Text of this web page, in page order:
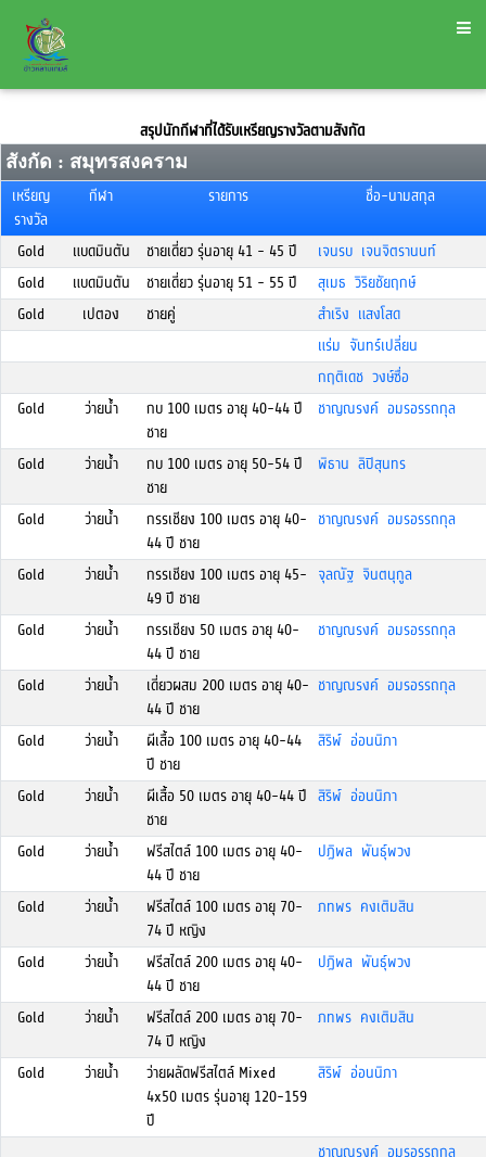
สรุปนักกีฬาที่ได้รับเหรียญรางวัลตามสังกัด
สังกัด : สมุทรสงคราม
เหรียญ
รางวัล
กีฬา รายการ ชื่อ-นามสกุล
Gold แบดมินตัน ชายเดี่ยว รุ่นอายุ 41 - 45 ปี
เจนรบ เจนจิตรานนท์
Gold
แบดมินตัน ชายเดี่ยว รุ่นอายุ 51 - 55 ปี
สุเมธ วิริยชัยฤกษ์
Gold
เปตอง ชายคู่
สำเริง แสงโสด
แร่ม จันทร์เปลี่ยน
กฤติเดช วงษ์ซื่อ
Gold
ว่ายน้ำ
กบ 100 เมตร อายุ 40-44 ปี
ชาย
ชาญณรงค์ อมรอรรถกุล
Gold ว่ายน้ำ
กบ 100 เมตร อายุ 50-54 ปี
ชาย
พิธาน ลิปิสุนทร
Gold ว่ายน้ำ
กรรเชียง 100 เมตร อายุ 40-
44 ปี ชาย
ชาญณรงค์ อมรอรรถกุล
Gold ว่ายน้ำ
กรรเชียง 100 เมตร อายุ 45-
49 ปี ชาย
จุลณัฐ จินตนุกูล
Gold ว่ายน้ำ
กรรเชียง 50 เมตร อายุ 40-
44 ปี ชาย
ชาญณรงค์ อมรอรรถกุล
Gold ว่ายน้ำ
เดี่ยวผสม 200 เมตร อายุ 40-
44 ปี ชาย
ชาญณรงค์ อมรอรรถกุล
Gold ว่ายน้ำ
ผีเสื้อ 100 เมตร อายุ 40-44
ปี ชาย
สิริพ์ อ่อนนิภา
Gold ว่ายน้ำ
ผีเสื้อ 50 เมตร อายุ 40-44 ปี
ชาย
สิริพ์ อ่อนนิภา
Gold ว่ายน้ำ
ฟรีสไตล์ 100 เมตร อายุ 40-
44 ปี ชาย
ปฏิพล พันธุ์พวง
Gold ว่ายน้ำ
ฟรีสไตล์ 100 เมตร อายุ 70-
74 ปี หญิง
ภทพร คงเติมสิน
Gold ว่ายน้ำ
ฟรีสไตล์ 200 เมตร อายุ 40-
44 ปี ชาย
ปฏิพล พันธุ์พวง
Gold ว่ายน้ำ
ฟรีสไตล์ 200 เมตร อายุ 70-
74 ปี หญิง
ภทพร คงเติมสิน
Gold ว่ายน้ำ
ว่ายผลัดฟรีสไตล์ Mixed
4x50 เมตร รุ่นอายุ 120-159
ปี
สิริพ์ อ่อนนิภา
ชาญณรงค์ อมรอรรถกุล